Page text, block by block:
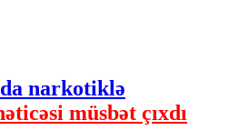
narkotiklə
müsbət çıxdı